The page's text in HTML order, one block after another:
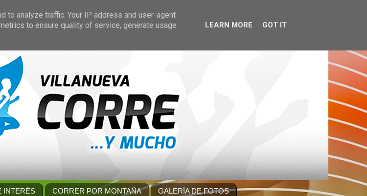
INTERÉS CORRER POR MONTAÑA
GALERÍA DE FOTOS
analyze traffic. Your IP address and user-agent
to ensure quality of service, generate usage
LEARN MORE GOT IT